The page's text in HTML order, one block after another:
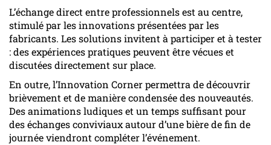
L’échange direct entre professionnels est au centre,
stimulé par les innovations présentées par les
fabricants. Les solutions invitent à participer et à tester
: des expériences pratiques peuvent être vécues et
discutées directement sur place.
En outre, l’Innovation Corner permettra de découvrir
brièvement et de manière condensée des nouveautés.
Des animations ludiques et un temps suffisant pour
des échanges conviviaux autour d’une bière de fin de
journée viendront compléter l’événement.